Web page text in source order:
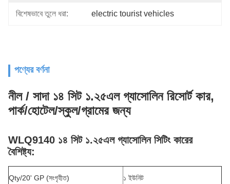
বিশেষভাবে তুলে ধরা: electric tourist vehicles
পণ্যের বর্ণনা
নীল / সাদা ১৪ সিট ১.২৫এল গ্যাসোলিন রিসোর্ট কার,
পার্ক/হোটেল/স্কুল/গ্রামের জন্য
WLQ9140 ১৪ সিট ১.২৫এল গ্যাসোলিন সিটিং কারের
বৈশিষ্ট্য:
Qty/20' GP (সংগৃহীত) ১ ইউনিট